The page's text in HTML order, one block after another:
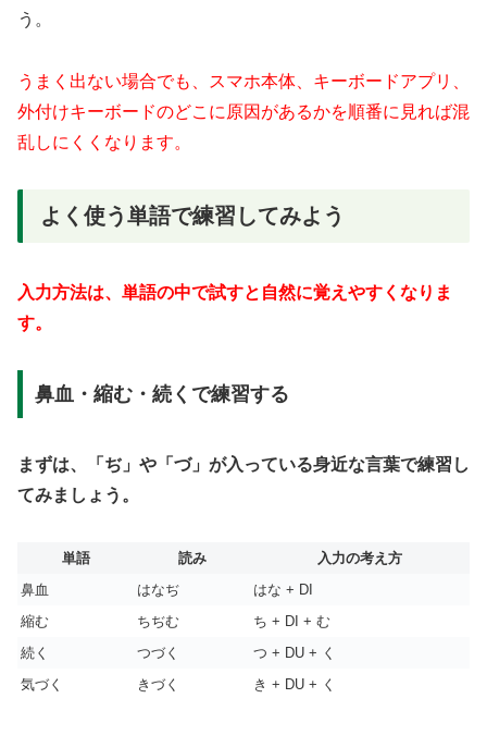
う。
うまく出ない場合でも、スマホ本体、キーボードアプリ、
外付けキーボードのどこに原因があるかを順番に見れば混
乱しにくくなります。
よく使う単語で練習してみよう
入力方法は、単語の中で試すと自然に覚えやすくなりま
す。
鼻血・縮む・続くで練習する
まずは、「ぢ」や「づ」が入っている身近な言葉で練習し
てみましょう。
単語 読み
入力の考え方
鼻血
はなぢ
はな + DI
縮む
ちぢむ
ち + DI + む
続く
つづく
つ + DU + く
気づく
きづく き + DU + く